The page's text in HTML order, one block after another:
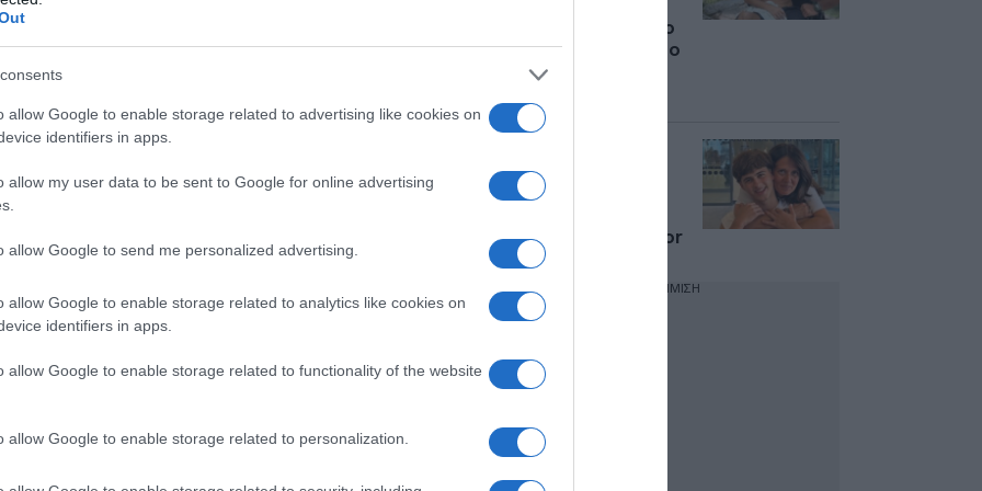
allow Google to enable storage related to advertising like cookies on
identifiers in apps.
allow my user data to be sent to Google for online advertising
allow Google to send me personalized advertising.
allow Google to enable storage related to analytics like cookies on
identifiers in apps.
allow Google to enable storage related to functionality of the website
allow Google to enable storage related to personalization.
και είμαι θετικός στον κορονοϊό.
το πρώτο πράγμα που θέλω να σας πω.
είμαι εντάξει. Αυτό συμβαίνει
ανοσοποιητικό σύστημα λόγω του
είναι φυσικό και επόμενο”,είπε ο
λίγους μήνες μετά το
σοβαρό ατύχημα στο
Survivor (Βίντεο –
Επέστρεψε στην
Ελλάδα δύο μήνες
ατύχημα στο Survivor
ΔΙΑΦΗΜΙΣΗ